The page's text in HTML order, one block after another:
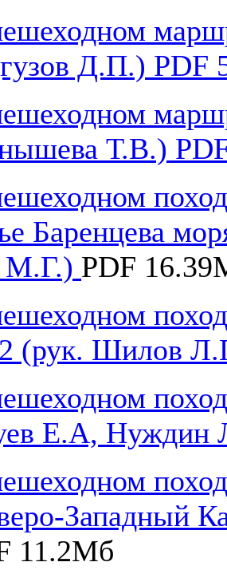
Д.П.) PDF
Т.В.)
Баренцева
М.Г.) PDF
(рук. Шилов
Е.А,
Западный
11.2Мб